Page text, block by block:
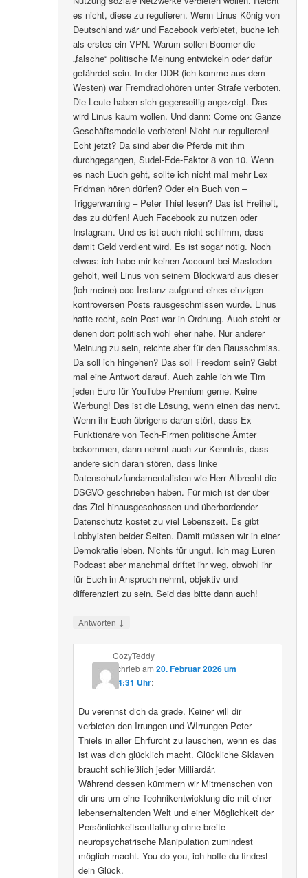
es nicht, diese zu regulieren. Wenn Linus König von
Deutschland wär und Facebook verbietet, buche ich
als erstes ein VPN. Warum sollen Boomer die
„falsche“ politische Meinung entwickeln oder dafür
gefährdet sein. In der DDR (ich komme aus dem
Westen) war Fremdradiohören unter Strafe verboten.
Die Leute haben sich gegenseitig angezeigt. Das
wird Linus kaum wollen. Und dann: Come on: Ganze
Geschäftsmodelle verbieten! Nicht nur regulieren!
Echt jetzt? Da sind aber die Pferde mit ihm
durchgegangen, Sudel-Ede-Faktor 8 von 10. Wenn
es nach Euch geht, sollte ich nicht mal mehr Lex
Fridman hören dürfen? Oder ein Buch von –
Triggerwarning – Peter Thiel lesen? Das ist Freiheit,
das zu dürfen! Auch Facebook zu nutzen oder
Instagram. Und es ist auch nicht schlimm, dass
damit Geld verdient wird. Es ist sogar nötig. Noch
etwas: ich habe mir keinen Account bei Mastodon
geholt, weil Linus von seinem Blockward aus dieser
(ich meine) ccc-Instanz aufgrund eines einzigen
kontroversen Posts rausgeschmissen wurde. Linus
hatte recht, sein Post war in Ordnung. Auch steht er
denen dort politisch wohl eher nahe. Nur anderer
Meinung zu sein, reichte aber für den Rausschmiss.
Da soll ich hingehen? Das soll Freedom sein? Gebt
mal eine Antwort darauf. Auch zahle ich wie Tim
jeden Euro für YouTube Premium gerne. Keine
Werbung! Das ist die Lösung, wenn einen das nervt.
Wenn ihr Euch übrigens daran stört, dass Ex-
Funktionäre von Tech-Firmen politische Ämter
bekommen, dann nehmt auch zur Kenntnis, dass
andere sich daran stören, dass linke
Datenschutzfundamentalisten wie Herr Albrecht die
DSGVO geschrieben haben. Für mich ist der über
das Ziel hinausgeschossen und überbordender
Datenschutz kostet zu viel Lebenszeit. Es gibt
Lobbyisten beider Seiten. Damit müssen wir in einer
Demokratie leben. Nichts für ungut. Ich mag Euren
Podcast aber manchmal driftet ihr weg, obwohl ihr
für Euch in Anspruch nehmt, objektiv und
differenziert zu sein. Seid das bitte dann auch!
Antworten ↓
CozyTeddy
schriebam 20. Februar 2026 um
14:31 Uhr:
Du verennst dich da grade. Keiner will dir
verbieten den Irrungen und WIrrungen Peter
Thiels in aller Ehrfurcht zu lauschen, wenn es das
ist was dich glücklich macht. Glückliche Sklaven
braucht schließlich jeder Milliardär.
Während dessen kümmern wir Mitmenschen von
dir uns um eine Technikentwicklung die mit einer
lebenserhaltenden Welt und einer Möglichkeit der
Persönlichkeitsentfaltung ohne breite
neuropsychatrische Manipulation zumindest
möglich macht. You do you, ich hoffe du findest
dein Glück.